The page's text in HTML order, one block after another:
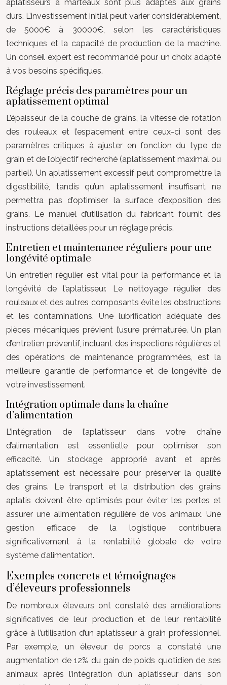
aplatisseurs à marteaux sont plus adaptés aux grains
durs. L’investissement initial peut varier considérablement,
de 5000€ à 30000€, selon les caractéristiques
techniques et la capacité de production de la machine.
Un conseil expert est recommandé pour un choix adapté
à vos besoins spécifiques.
Réglage précis des paramètres pour un
aplatissement optimal
L’épaisseur de la couche de grains, la vitesse de rotation
des rouleaux et l’espacement entre ceux-ci sont des
paramètres critiques à ajuster en fonction du type de
grain et de l’objectif recherché (aplatissement maximal ou
partiel). Un aplatissement excessif peut compromettre la
digestibilité, tandis qu’un aplatissement insuffisant ne
permettra pas d’optimiser la surface d’exposition des
grains. Le manuel d’utilisation du fabricant fournit des
instructions détaillées pour un réglage précis.
Entretien et maintenance réguliers pour une
longévité optimale
Un entretien régulier est vital pour la performance et la
longévité de l’aplatisseur. Le nettoyage régulier des
rouleaux et des autres composants évite les obstructions
et les contaminations. Une lubrification adéquate des
pièces mécaniques prévient l’usure prématurée. Un plan
d’entretien préventif, incluant des inspections régulières et
des opérations de maintenance programmées, est la
meilleure garantie de performance et de longévité de
votre investissement.
Intégration optimale dans la chaîne
d’alimentation
L’intégration de l’aplatisseur dans votre chaîne
d’alimentation est essentielle pour optimiser son
efficacité. Un stockage approprié avant et après
aplatissement est nécessaire pour préserver la qualité
des grains. Le transport et la distribution des grains
aplatis doivent être optimisés pour éviter les pertes et
assurer une alimentation régulière de vos animaux. Une
gestion efficace de la logistique contribuera
significativement à la rentabilité globale de votre
système d’alimentation.
Exemples concrets et témoignages
d’éleveurs professionnels
De nombreux éleveurs ont constaté des améliorations
significatives de leur production et de leur rentabilité
grâce à l’utilisation d’un aplatisseur à grain professionnel.
Par exemple, un éleveur de porcs a constaté une
augmentation de 12% du gain de poids quotidien de ses
animaux après l’intégration d’un aplatisseur dans son